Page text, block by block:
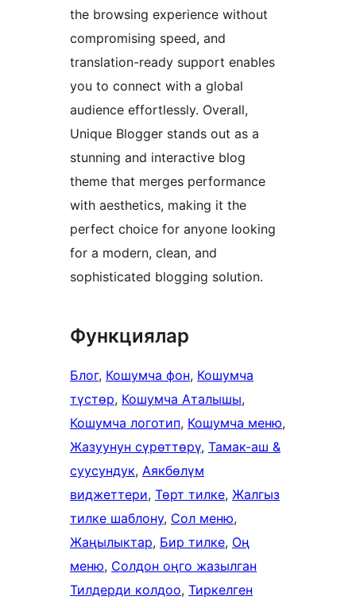
the browsing experience without
compromising speed, and
translation-ready support enables
you to connect with a global
audience effortlessly. Overall,
Unique Blogger stands out as a
stunning and interactive blog
theme that merges performance
with aesthetics, making it the
perfect choice for anyone looking
for a modern, clean, and
sophisticated blogging solution.
Функциялар
Блог, Кошумча фон, Кошумча
түстөр, Кошумча Аталышы
Кошумча логотип, Кошумча меню
Жазуунун сүрөттөрү, Тамак-аш &
суусундук, Аякбөлүм
виджеттери, Төрт тилке, Жалгыз
тилке шаблону, Сол меню
Жаңылыктар, Бир тилке, Оң
меню, Солдон оңго жазылган
Тилдерди колдоо, Тиркелген